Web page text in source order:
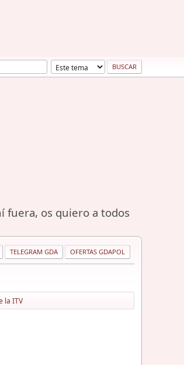
fuera, os quiero a todos
TELEGRAM GDA OFERTAS GDAPOL
la ITV